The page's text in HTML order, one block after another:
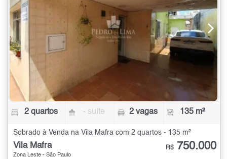
2 quartos - suíte 2 vagas 135 m²
Sobrado à Venda na Vila Mafra com 2 quartos - 135 m²
Vila Mafra
Zona Leste - São Paulo
R$ 750.000